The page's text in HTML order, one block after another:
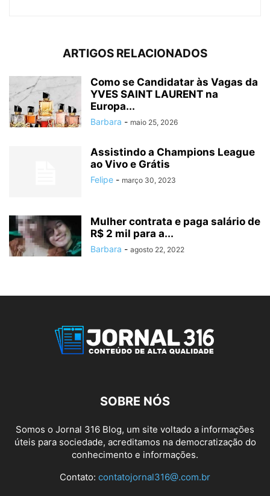
ARTIGOS RELACIONADOS
Como se Candidatar às Vagas da
YVES SAINT LAURENT na
Europa...
Barbara - maio 25, 2026
Assistindo a Champions League
ao Vivo e Grátis
Felipe - março 30, 2023
Mulher contrata e paga salário de
R$ 2 mil para a...
Barbara - agosto 22, 2022
SOBRE NÓS
Somos o Jornal 316 Blog, um site voltado a informações
úteis para sociedade, acreditamos na democratização do
conhecimento e informações.
Contato: contatojornal316@.com.br